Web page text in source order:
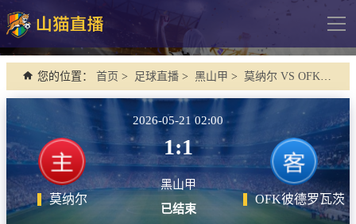
导
网站首页
德甲
法甲
西甲
您的位置： 首页 > 足球直播 > 黑山甲 > 莫纳尔 VS OFK彼德罗瓦茨
莫纳尔
2026-05-21 02:00
1:1
黑山甲
已结束
OFK彼德罗瓦茨